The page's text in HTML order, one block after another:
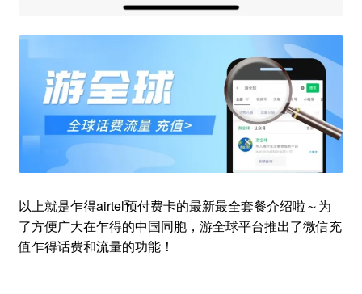
以上就是乍得airtel预付费卡的最新最全套餐介绍啦～为
了方便广大在乍得的中国同胞，游全球平台推出了微信充
值乍得话费和流量的功能！